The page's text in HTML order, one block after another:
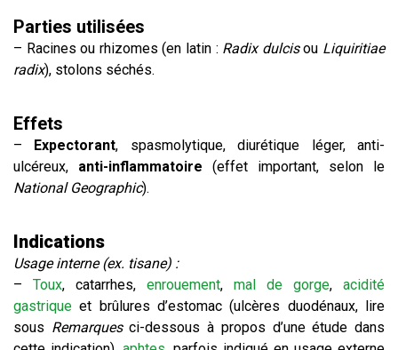
Parties utilisées
– Racines ou rhizomes (en latin : Radix dulcisou Liquiritiae
radix), stolons séchés.
Effets
– Expectorant, spasmolytique, diurétique léger, anti-
ulcéreux, anti-inflammatoire (effet important, selon le
National Geographic).
Indications
Usage interne (ex. tisane) :
– Toux, catarrhes, enrouement, mal de gorge, acidité
gastrique et brûlures d’estomac (ulcères duodénaux, lire
sous Remarquesci-dessous à propos d’une étude dans